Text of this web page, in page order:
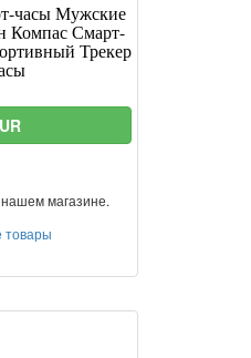
часы Мужские
Компас Смарт-
Трекер
магазине.
товары